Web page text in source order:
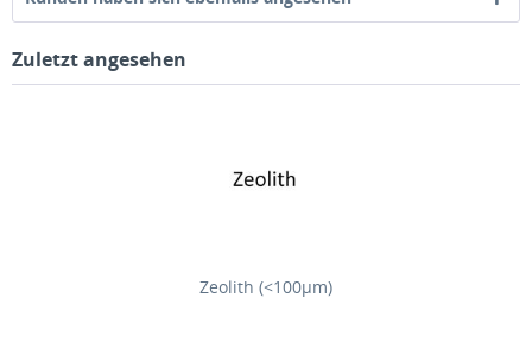
Zuletzt angesehen
Zeolith (<100µm)